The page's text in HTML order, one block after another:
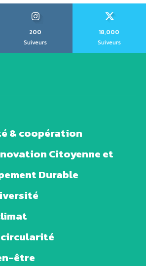
200
Suiveurs
18,000
Suiveurs
& coopération
Citoyenne et
Durable
être